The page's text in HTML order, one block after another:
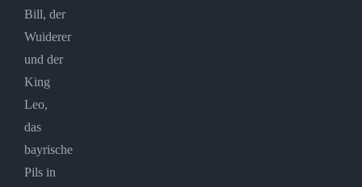
Bill, der
Wuiderer
und der
King
Leo,
das
bayrische
Pils in